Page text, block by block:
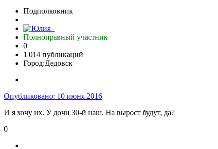
Подполковник
Полноправный участник
0
1 014 публикаций
Город:Дедовск
Опубликовано: 10 июня 2016
И я хочу их. У дочи 30-й наш. На вырост будут, да?
0